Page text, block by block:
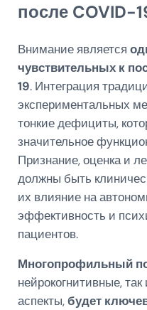
после COVID-
Внимание является
чувствительных к
19. Интеграция
экспериментальных
тонкие дефициты,
значительное
Признание, оценка и
должны быть
их влияние на
эффективность и
пациентов.
Многопрофильный
нейрокогнитивные,
аспекты,будет